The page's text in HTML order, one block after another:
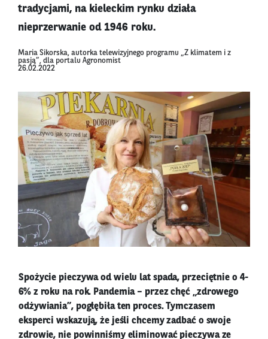
tradycjami, na kieleckim rynku działa
nieprzerwanie od 1946 roku.
Maria Sikorska, autorka telewizyjnego programu „Z klimatem i z
pasją”, dla portalu Agronomist
26.02.2022
Spożycie pieczywa od wielu lat spada, przeciętnie o 4-
6% z roku na rok. Pandemia – przez chęć „zdrowego
odżywiania”, pogłębiła ten proces. Tymczasem
eksperci wskazują, że jeśli chcemy zadbać o swoje
zdrowie, nie powinniśmy eliminować pieczywa ze